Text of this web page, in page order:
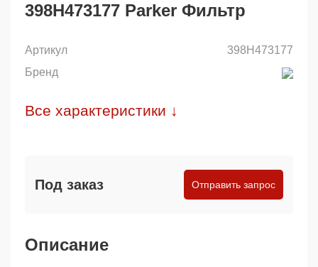
398H473177 Parker Фильтр
Артикул
398H473177
Бренд
Все характеристики ↓
Под заказ Отправить запрос
Описание